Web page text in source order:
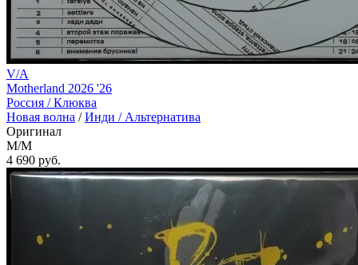
V/A
Motherland 2026 '26
Россия /Клюква
Новая волна /Инди / Альтернатива
Оригинал
M/M
4 690 руб.